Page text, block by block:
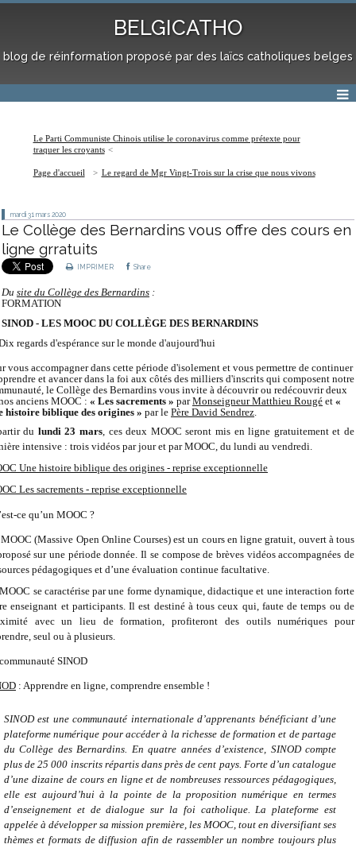
BELGICATHO
blog de réinformation proposé par des laïcs catholiques belges
Le Parti Communiste Chinois utilise le coronavirus comme prétexte pour
traquer les croyants
Page d'accueil Le regard de Mgr Vingt-Trois sur la crise que nous vivons
mardi 31 mars 2020
Le Collège des Bernardins vous offre des cours en
ligne grratuits
IMPRIMER Share
Du site du Collège des Bernardins :
FORMATION
SINOD - LES MOOC DU COLLÈGE DES BERNARDINS
vous accompagner dans cette période d'isolement et vous permettre de continuer
et avancer dans la foi aux côtés des milliers d'inscrits qui composent notre
le Collège des Bernardins vous invite à découvrir ou redécouvrir deux
anciens MOOC : « Les sacrements » parMonseigneur Matthieu Rougé et «
histoire biblique des origines » par le Père David Sendrez
du lundi 23 mars , ces deux MOOC seront mis en ligne gratuitement et de
intensive : trois vidéos par jour et par MOOC, du lundi au vendredi.
Une histoire biblique des origines - reprise exceptionnelle
Les sacrements - reprise exceptionnelle
ce qu’un MOOC ?
(Massive Open Online Courses) est un cours en ligne gratuit, ouvert à tous
sur une période donnée. Il se compose de brèves vidéos accompagnées de
pédagogiques et d’une évaluation continue facultative.
se caractérise par une forme dynamique, didactique et une interaction forte
enseignant et participants. Il est destiné à tous ceux qui, faute de temps ou de
avec un lieu de formation, profiteront des outils numériques pour
seul ou à plusieurs.
SINOD
: Apprendre en ligne, comprendre ensemble !
SINOD est une communauté internationale d’apprenants bénéficiant d’une
plateforme numérique pour accéder à la richesse de formation et de partage
du Collège des Bernardins. En quatre années d’existence, SINOD compte
plus de 25 000 inscrits répartis dans près de cent pays. Forte d’un catalogue
d’une dizaine de cours en ligne et de nombreuses ressources pédagogiques,
elle est aujourd’hui à la pointe de la proposition numérique en termes
d’enseignement et de dialogue sur la foi catholique. La plateforme est
appelée à développer sa mission première, les MOOC, tout en diversifiant ses
thèmes et formats de diffusion afin de rassembler un nombre toujours plus